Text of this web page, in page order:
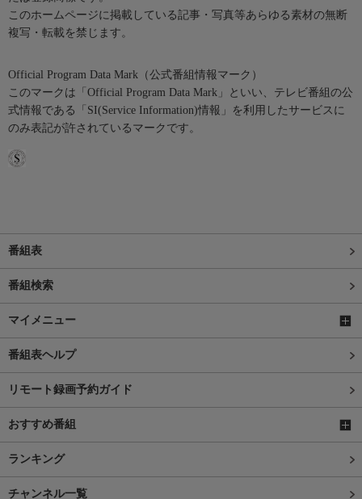
このホームページに掲載している記事・写真等あらゆる素材の無断
複写・転載を禁じます。
Official Program Data Mark（公式番組情報マーク）
このマークは「Official Program Data Mark」といい、テレビ番組の公
式情報である「SI(Service Information)情報」を利用したサービスに
のみ表記が許されているマークです。
番組表
番組検索
マイメニュー
番組表ヘルプ
リモート録画予約ガイド
おすすめ番組
ランキング
チャンネル一覧